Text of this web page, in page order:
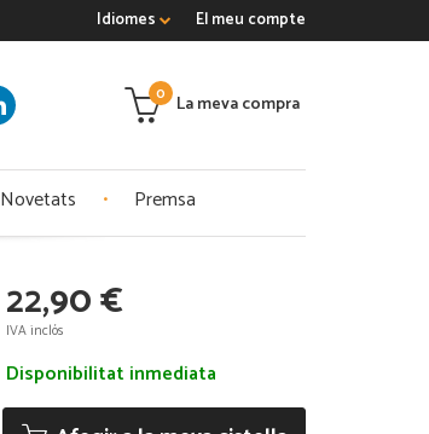
El meu compte
Idiomes
La meva compra
0
Novetats Premsa
22,90 €
IVA inclós
Disponibilitat inmediata